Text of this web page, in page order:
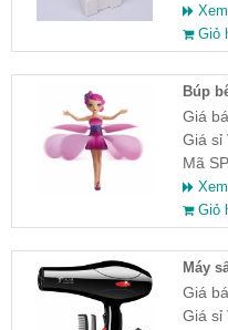
Giỏ
​Búp
Giá
Giá sỉ
Mã
Giỏ
Máy
Giá
Giá sỉ